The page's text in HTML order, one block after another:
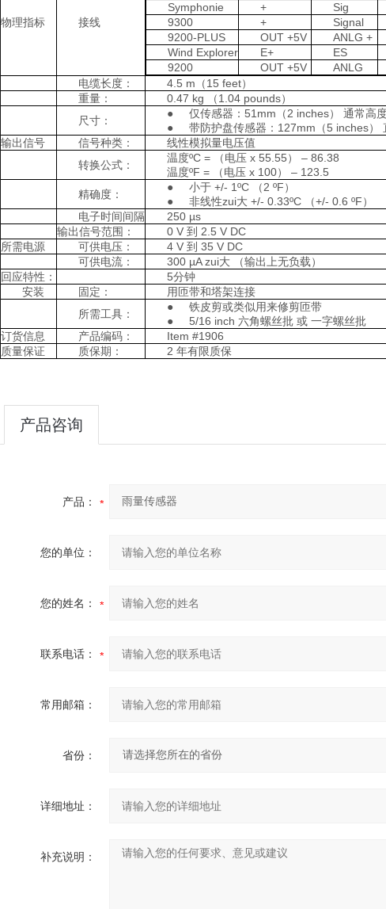
物理指标 接线
Symphonie
+ Sig
9300
+ Signal
9200-PLUS
OUT +5V ANLG +
Wind Explorer
E+ ES
9200
OUT +5V ANLG
电缆长度：
4.5 m（15 feet）
重量：
0.47 kg （1.04 pounds）
尺寸：
● 仅传感器：51mm（2 inches） 通常高
● 带防护盘传感器：127mm（5 inches）
输出信号
信号种类：
线性模拟量电压值
转换公式：
温度ºC = （电压 x 55.55） – 86.38
温度ºF = （电压 x 100） – 123.5
精确度：
● 小于 +/- 1ºC （2 ºF）
● 非线性zui大 +/- 0.33ºC （+/- 0.6 ºF）
电子时间间隔
250 µs
输出信号范围：
0 V 到 2.5 V DC
所需电源
可供电压：
4 V 到 35 V DC
可供电流：
300 µA zui大 （输出上无负载）
回应特性：
5分钟
安装
固定：
用匝带和塔架连接
所需工具：
● 铁皮剪或类似用来修剪匝带
● 5/16 inch 六角螺丝批 或 一字螺丝批
订货信息
产品编码：
Item #1906
质量保证
质保期： 2 年有限质保
产品咨询
产品：
您的单位：
您的姓名：
联系电话：
常用邮箱：
省份：
详细地址：
补充说明：